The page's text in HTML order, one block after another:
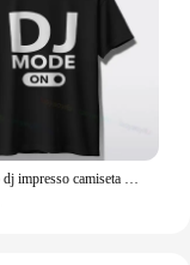
Pioneer pro dj impresso camiseta masculina streetwear manga curta o pescoço harajuku hardstyle música tshirt perfeito para todas as estações